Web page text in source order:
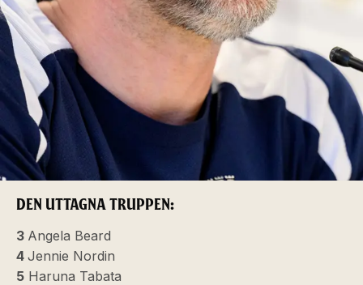
DEN UTTAGNA TRUPPEN:
3 Angela Beard
4 Jennie Nordin
5 Haruna Tabata